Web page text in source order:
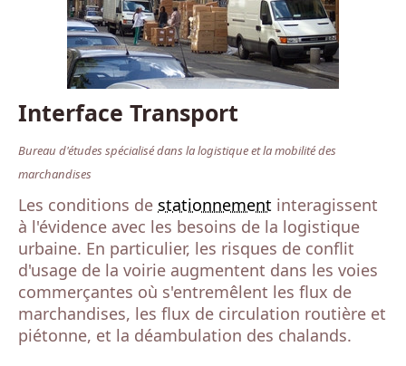
Interface Transport
Bureau d'études spécialisé dans la logistique et la mobilité des
marchandises
Les conditions de stationnement interagissent
à l'évidence avec les besoins de la logistique
urbaine. En particulier, les risques de conflit
d'usage de la voirie augmentent dans les voies
commerçantes où s'entremêlent les flux de
marchandises, les flux de circulation routière et
piétonne, et la déambulation des chalands.